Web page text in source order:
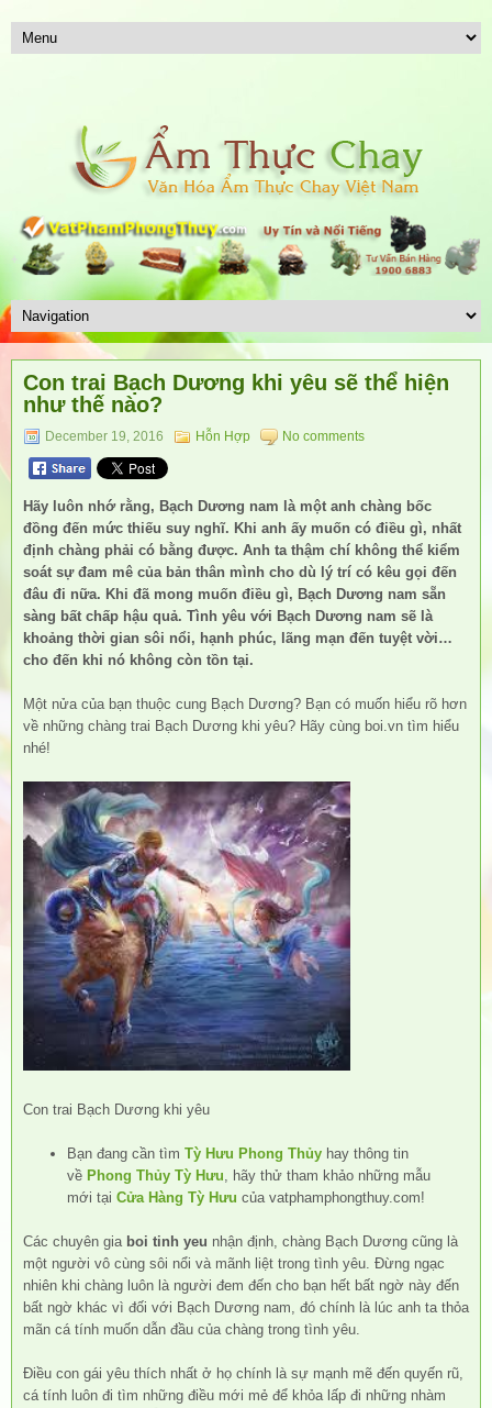
Con trai Bạch Dương khi yêu sẽ thể hiện
như thế nào?
December 19, 2016 Hỗn Hợp No comments
Hãy luôn nhớ rằng, Bạch Dương nam là một anh chàng bốc
đồng đến mức thiếu suy nghĩ. Khi anh ấy muốn có điều gì, nhất
định chàng phải có bằng được. Anh ta thậm chí không thể kiểm
soát sự đam mê của bản thân mình cho dù lý trí có kêu gọi đến
đâu đi nữa. Khi đã mong muốn điều gì, Bạch Dương nam sẵn
sàng bất chấp hậu quả. Tình yêu với Bạch Dương nam sẽ là
khoảng thời gian sôi nổi, hạnh phúc, lãng mạn đến tuyệt vời…
cho đến khi nó không còn tồn tại.
Một nửa của bạn thuộc cung Bạch Dương? Bạn có muốn hiểu rõ hơn
về những chàng trai Bạch Dương khi yêu? Hãy cùng boi.vn tìm hiểu
nhé!
Con trai Bạch Dương khi yêu
Bạn đang cần tìm Tỳ Hưu Phong Thủy hay thông tin
về Phong Thủy Tỳ Hưu, hãy thử tham khảo những mẫu
mới tại Cửa Hàng Tỳ Hưu của vatphamphongthuy.com!
Các chuyên gia boi tinh yeu nhận định, chàng Bạch Dương cũng là
một người vô cùng sôi nổi và mãnh liệt trong tình yêu. Đừng ngạc
nhiên khi chàng luôn là người đem đến cho bạn hết bất ngờ này đến
bất ngờ khác vì đối với Bạch Dương nam, đó chính là lúc anh ta thỏa
mãn cá tính muốn dẫn đầu của chàng trong tình yêu.
Điều con gái yêu thích nhất ở họ chính là sự mạnh mẽ đến quyến rũ,
cá tính luôn đi tìm những điều mới mẻ để khỏa lấp đi những nhàm